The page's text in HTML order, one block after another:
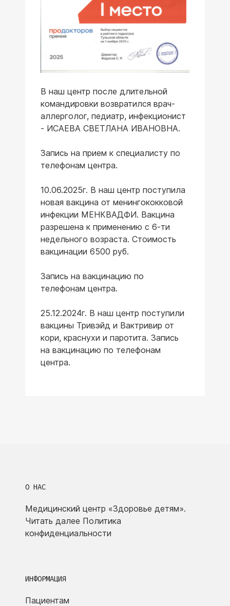
В наш центр после длительной
командировки возвратился врач-
аллерголог, педиатр, инфекционист
- ИСАЕВА СВЕТЛАНА ИВАНОВНА.
Запись на прием к специалисту по
телефонам центра.
10.06.2025г. В наш центр поступила
новая вакцина от менингококковой
инфекции МЕНКВАДФИ. Вакцина
разрешена к применению с 6-ти
недельного возраста. Стоимость
вакцинации 6500 руб.
Запись на вакцинацию по
телефонам центра.
25.12.2024г. В наш центр поступили
вакцины Тривэйд и Вактривир от
кори, краснухи и паротита. Запись
на вакцинацию по телефонам
центра.
О НАС
Медицинский центр «Здоровье детям».
Читать далее Политика
конфиденциальности
ИНФОРМАЦИЯ
Пациентам